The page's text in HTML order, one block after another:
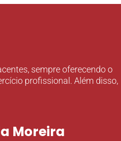
sempre oferecendo o
profissional. Além disso,
Moreira